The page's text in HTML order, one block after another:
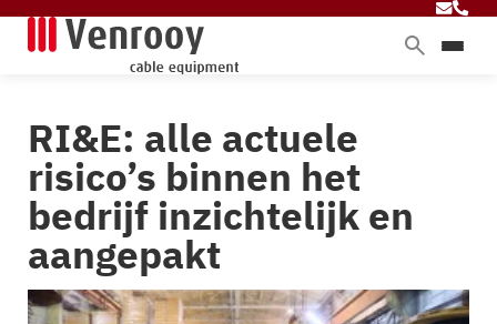
Producten
Diensten
Branches
Over ons
Blog
RI&E: alle actuele
risico’s binnen het
bedrijf inzichtelijk en
aangepakt